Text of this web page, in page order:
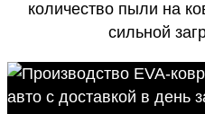
количество пыли на
сильной